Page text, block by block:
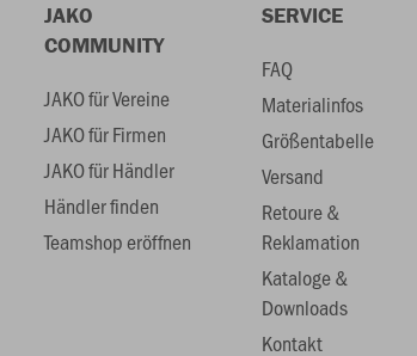
JAKO
COMMUNITY
JAKO für Vereine
JAKO für Firmen
JAKO für Händler
Händler finden
Teamshop eröffnen
SERVICE
FAQ
Materialinfos
Größentabelle
Versand
Retoure &
Reklamation
Kataloge &
Downloads
Kontakt